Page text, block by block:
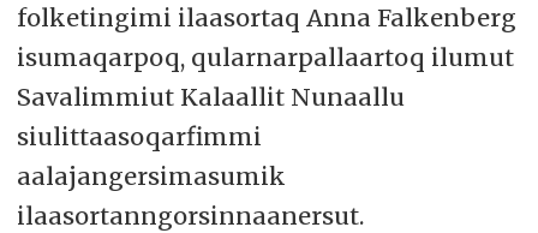
Sermitsiaq.AG-mit Lars-Christian Brask
aperereeraluarlugu apereqqipparput ilumut
siunertarineraa Nunat Avannarliit
Siunnersuisoqatigiiffianni nunat arfineq
pingasuusut tamarmik Nunat Avannarliit
Siunnersuisoqatigiiffiata siulittaasoqarfiani
issiatitaqartalissanersut. Tamanna
ilumoornerarpaa.
folketingimi ilaasortaq Anna Falkenberg
isumaqarpoq, qularnarpallaartoq ilumut
Savalimmiut Kalaallit Nunaallu
siulittaasoqarfimmi
aalajangersimasumik
ilaasortanngorsinnaanersut.